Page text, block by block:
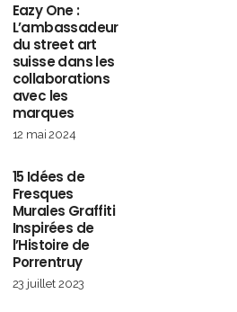
Eazy One :
L’ambassadeur
du street art
suisse dans les
collaborations
avec les
marques
12 mai 2024
15 Idées de
Fresques
Murales Graffiti
Inspirées de
l’Histoire de
Porrentruy
23 juillet 2023